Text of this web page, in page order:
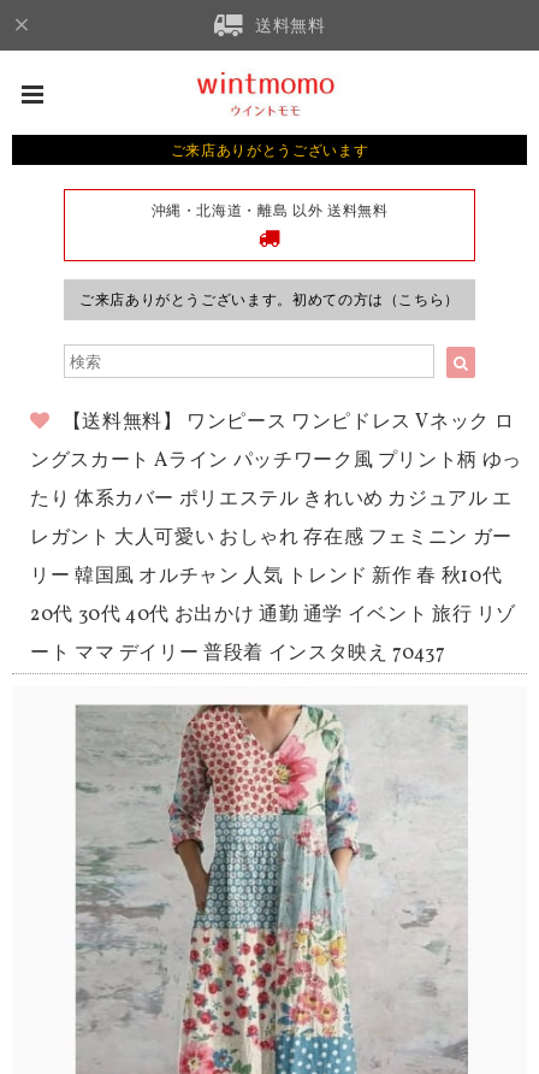
送料無料
ご来店ありがとうございます
沖縄・北海道・離島 以外 送料無料
ご来店ありがとうございます。初めての方は（こちら）
【送料無料】 ワンピース ワンピドレス Vネック ロ
ングスカート Aライン パッチワーク風 プリント柄 ゆっ
たり 体系カバー ポリエステル きれいめ カジュアル エ
レガント 大人可愛い おしゃれ 存在感 フェミニン ガー
リー 韓国風 オルチャン 人気 トレンド 新作 春 秋10代
20代 30代 40代 お出かけ 通勤 通学 イベント 旅行 リゾ
ート ママ デイリー 普段着 インスタ映え 70437